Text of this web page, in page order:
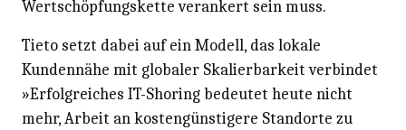
Wertschöpfungskette verankert sein muss.
Tieto setzt dabei auf ein Modell, das lokale
Kundennähe mit globaler Skalierbarkeit verbindet
»Erfolgreiches IT-Shoring bedeutet heute nicht
mehr, Arbeit an kostengünstigere Standorte zu